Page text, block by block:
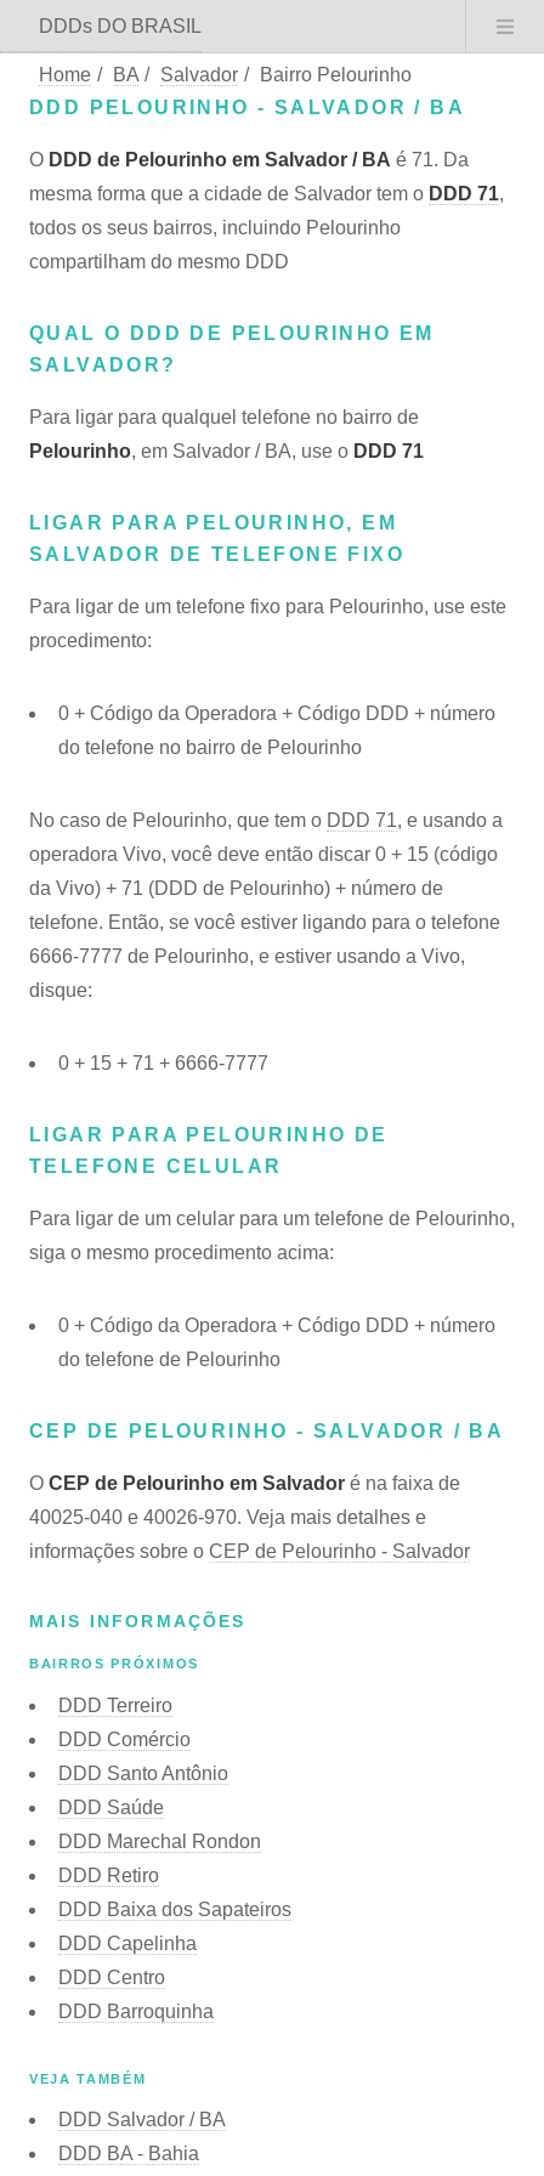
DDDs DO BRASIL
Home / BA / Salvador /
Bairro Pelourinho
DDD PELOURINHO - SALVADOR / BA
O DDD de Pelourinho em Salvador / BA é 71. Da
mesma forma que a cidade de Salvador tem o DDD 71,
todos os seus bairros, incluindo Pelourinho
compartilham do mesmo DDD
QUAL O DDD DE PELOURINHO EM
SALVADOR?
Para ligar para qualquel telefone no bairro de
Pelourinho, em Salvador / BA, use o DDD 71
LIGAR PARA PELOURINHO, EM
SALVADOR DE TELEFONE FIXO
Para ligar de um telefone fixo para Pelourinho, use este
procedimento:
0 + Código da Operadora + Código DDD + número
do telefone no bairro de Pelourinho
No caso de Pelourinho, que tem o DDD 71, e usando a
operadora Vivo, você deve então discar 0 + 15 (código
da Vivo) + 71 (DDD de Pelourinho) + número de
telefone. Então, se você estiver ligando para o telefone
6666-7777 de Pelourinho, e estiver usando a Vivo,
disque:
0 + 15 + 71 + 6666-7777
LIGAR PARA PELOURINHO DE
TELEFONE CELULAR
Para ligar de um celular para um telefone de Pelourinho,
siga o mesmo procedimento acima:
0 + Código da Operadora + Código DDD + número
do telefone de Pelourinho
CEP DE PELOURINHO - SALVADOR / BA
O CEP de Pelourinho em Salvador é na faixa de
40025-040 e 40026-970. Veja mais detalhes e
informações sobre o CEP de Pelourinho - Salvador
MAIS INFORMAÇÕES
BAIRROS PRÓXIMOS
DDD Terreiro
DDD Comércio
DDD Santo Antônio
DDD Saúde
DDD Marechal Rondon
DDD Retiro
DDD Baixa dos Sapateiros
DDD Capelinha
DDD Centro
DDD Barroquinha
VEJA TAMBÉM
DDD Salvador / BA
DDD BA - Bahia